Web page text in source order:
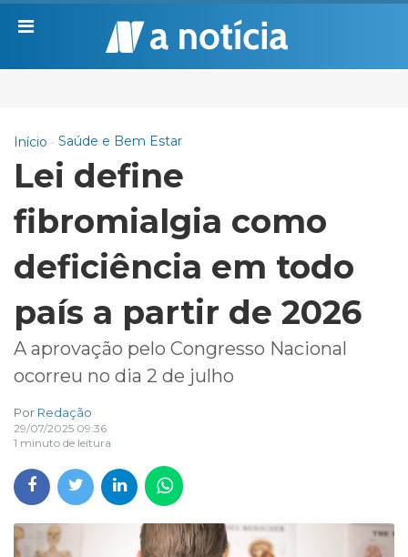
Início Saúde e Bem Estar
Lei define
fibromialgia como
deficiência em todo
país a partir de 2026
A aprovação pelo Congresso Nacional
ocorreu no dia 2 de julho
Por Redação
29/07/2025 09:36
1 minuto de leitura